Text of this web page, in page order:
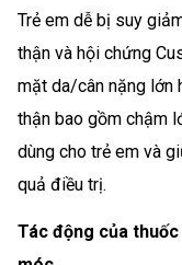
Trẻ em dễ bị suy
thận và hội chứng
mặt da/cân nặng lớn
thận bao gồm chậm
dùng cho trẻ em và
quả điều trị.
Tác động của